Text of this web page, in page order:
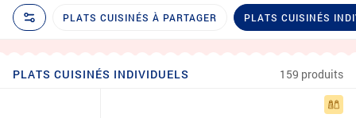
PLATS CUISINÉS À PARTAGER PLATS CUISINÉS
PLATS CUISINÉS INDIVIDUELS 159 produits